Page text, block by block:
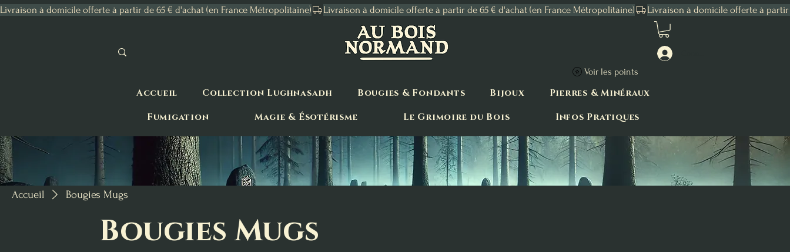
Livraison à domicile offerte à partir de 65 € d'achat (en France Métropolitaine)
Accueil Collection Lughnasadh Bougies & Fondants Bijoux
Pierres & Minéraux
Fumigation
Magie & Ésotérisme Le Grimoire du Bois Infos Pratiques
Voir les points
Accueil Bougies Mugs
Bougies Mugs